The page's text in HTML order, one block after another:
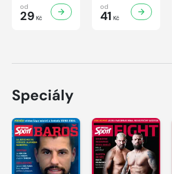
od
29 Kč
od
41 Kč
Speciály